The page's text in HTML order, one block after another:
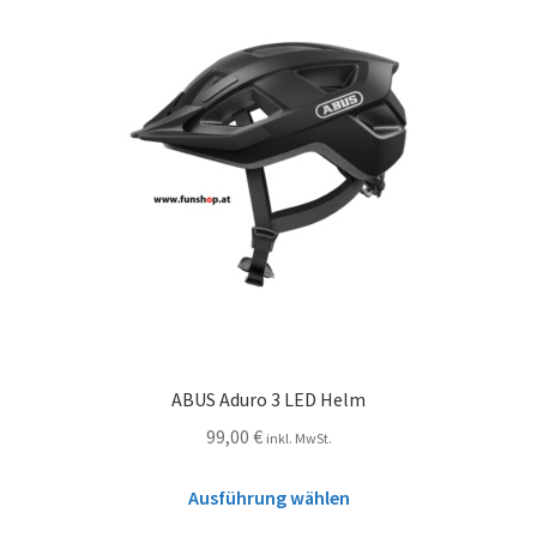
ABUS Aduro 3 LED Helm
99,00 € inkl. MwSt.
Ausführung wählen